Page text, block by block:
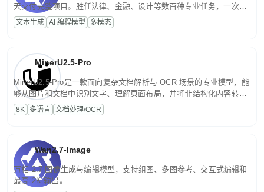
天交付完整项目。胜任法律、金融、设计等数百种专业任务，一次对
话端到端交付生产级成果。原生视觉理解贯穿规划、执行与验证全流
程，支持超长文档与长视频的深度语义解析。长程任务中自主规划与
文本生成 AI 编程模型 多模态
MinerU2.5-Pro
MinerU2.5-Pro是一款面向复杂文档解析与 OCR 场景的专业模型，能
够从图片和文档中识别文字、理解页面布局，并将非结构化内容转换
为便于存储、检索和二次处理的结构化结果。
8K 多语言 文档处理/OCR
Wan2.7-Image
万相 2.7 图像生成与编辑模型，支持组图、多图参考、交互式编辑和
最高 2K 输出。